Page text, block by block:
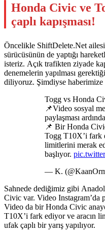
Honda Civic ve
çaplı kapışması!
Öncelikle ShiftDelete.Net
sürücüsünün de yaptığı
isteriz. Açık trafikten ziyade
denemelerin yapılması
diliyoruz. Şimdiyse haberimize
Togg vs Honda
📌Video sosyal
paylaşması
📌 Bir Honda
Togg T10X’i fark
limitlerini merak
başlıyor.
— K.
Sahnede dediğimiz gibi
Civic var. Video Instagram’da
Video da bir Honda Civic
T10X’i fark ediyor ve aracın
ufak çaplı bir yarış yapılıyor.